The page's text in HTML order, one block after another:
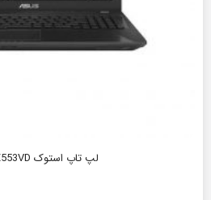
لپ تاپ استوک Asus FX553VD